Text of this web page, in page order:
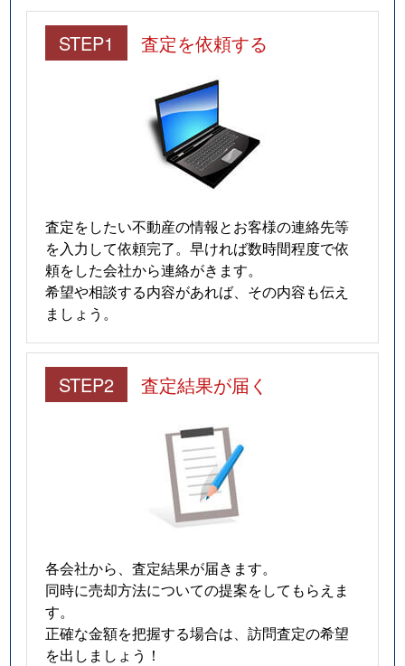
STEP1 査定を依頼する
査定をしたい不動産の情報とお客様の連絡先等
を入力して依頼完了。早ければ数時間程度で依
頼をした会社から連絡がきます。
希望や相談する内容があれば、その内容も伝え
ましょう。
STEP2 査定結果が届く
各会社から、査定結果が届きます。
同時に売却方法についての提案をしてもらえま
す。
正確な金額を把握する場合は、訪問査定の希望
を出しましょう！